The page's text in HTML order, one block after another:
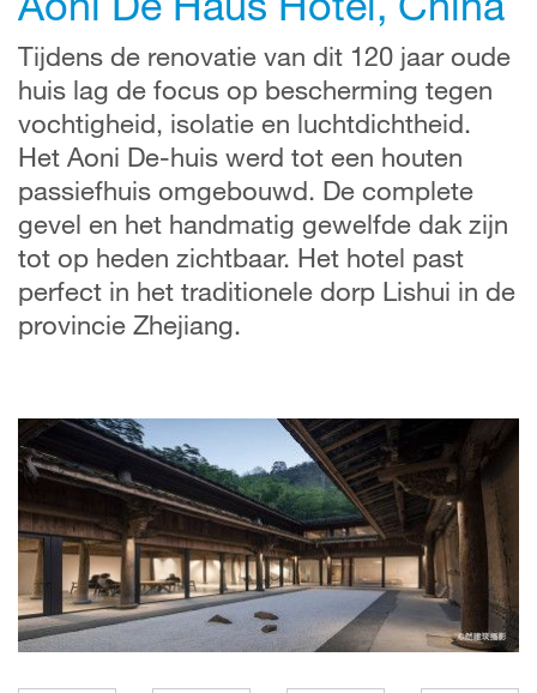
Tijdens de renovatie van dit 120 jaar oude
huis lag de focus op bescherming tegen
vochtigheid, isolatie en luchtdichtheid.
Het Aoni De-huis werd tot een houten
passiefhuis omgebouwd. De complete
gevel en het handmatig gewelfde dak zijn
tot op heden zichtbaar. Het hotel past
perfect in het traditionele dorp Lishui in de
provincie Zhejiang.